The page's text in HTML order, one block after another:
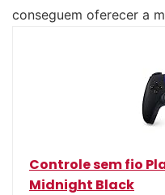
conseguem oferecer a
Controle sem fio
Midnight Black